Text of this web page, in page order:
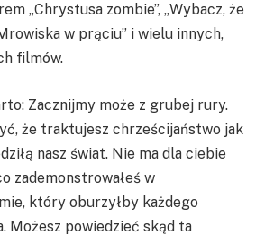
„Chrystusa zombie”, „Wybacz, że
w prąciu” i wielu innych,
filmów.
Zacznijmy może z grubej rury.
że traktujesz chrześcijaństwo jak
nasz świat. Nie ma dla ciebie
zademonstrowałeś w
który oburzyłby każdego
Możesz powiedzieć skąd ta